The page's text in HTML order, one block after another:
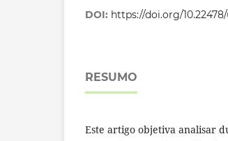
DOI: https://doi.org/
RESUMO
Este artigo objetiva analisar